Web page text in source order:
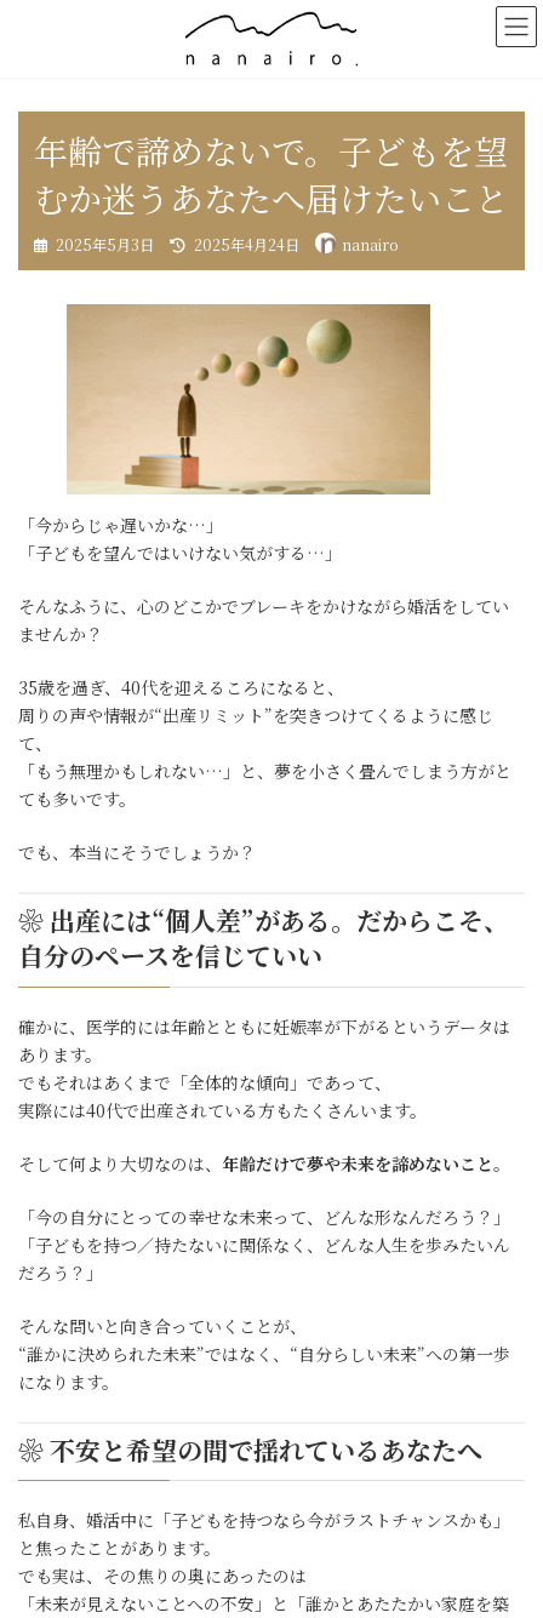
年齢で諦めないで。子どもを望
むか迷うあなたへ届けたいこと
2025年5月3日
最
新
:
2025年4月24日 nanairo
「今からじゃ遅いかな…」
「子どもを望んではいけない気がする…」
そんなふうに、心のどこかでブレーキをかけながら婚活をしてい
ませんか？
35歳を過ぎ、40代を迎えるころになると、
周りの声や情報が“出産リミット”を突きつけてくるように感じ
て、
「もう無理かもしれない…」と、夢を小さく畳んでしまう方がと
ても多いです。
でも、本当にそうでしょうか？
❀ 出産には“個人差”がある。だからこそ、
自分のペースを信じていい
確かに、医学的には年齢とともに妊娠率が下がるというデータは
あります。
でもそれはあくまで「全体的な傾向」であって、
実際には40代で出産されている方もたくさんいます。
そして何より大切なのは、 年齢だけで夢や未来を諦めないこと。
「今の自分にとっての幸せな未来って、どんな形なんだろう？」
「子どもを持つ／持たないに関係なく、どんな人生を歩みたいん
だろう？」
そんな問いと向き合っていくことが、
“誰かに決められた未来”ではなく、“自分らしい未来”への第一歩
になります。
❀ 不安と希望の間で揺れているあなたへ
私自身、婚活中に「子どもを持つなら今がラストチャンスかも」
と焦ったことがあります。
でも実は、その焦りの奥にあったのは
「未来が見えないことへの不安」と「誰かとあたたかい家庭を築